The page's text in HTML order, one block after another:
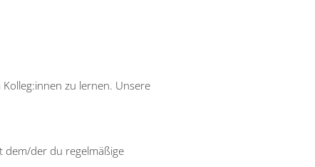
zu lernen. Unsere
dem/der du regelmäßige